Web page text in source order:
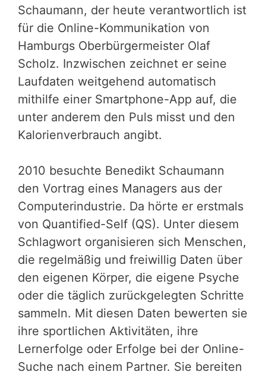
Schaumann, der heute verantwortlich ist
für die Online-Kommunikation von
Hamburgs Oberbürgermeister Olaf
Scholz. Inzwischen zeichnet er seine
Laufdaten weitgehend automatisch
mithilfe einer Smartphone-App auf, die
unter anderem den Puls misst und den
Kalorienverbrauch angibt.
2010 besuchte Benedikt Schaumann
den Vortrag eines Managers aus der
Computerindustrie. Da hörte er erstmals
von Quantified-Self (QS). Unter diesem
Schlagwort organisieren sich Menschen,
die regelmäßig und freiwillig Daten über
den eigenen Körper, die eigene Psyche
oder die täglich zurückgelegten Schritte
sammeln. Mit diesen Daten bewerten sie
ihre sportlichen Aktivitäten, ihre
Lernerfolge oder Erfolge bei der Online-
Suche nach einem Partner. Sie bereiten